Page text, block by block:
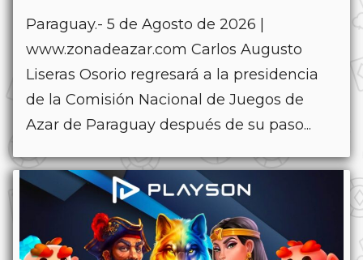
Paraguay.- 5 de Agosto de 2026 |
www.zonadeazar.com Carlos Augusto
Liseras Osorio regresará a la presidencia
de la Comisión Nacional de Juegos de
Azar de Paraguay después de su paso...